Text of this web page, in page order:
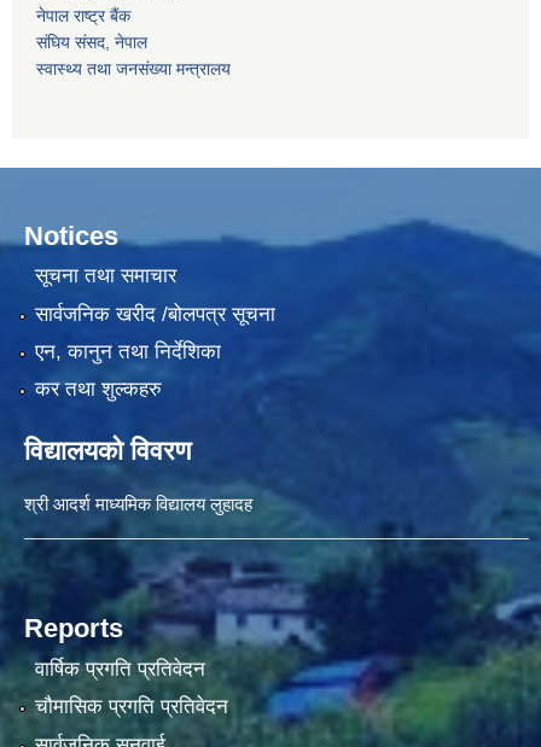
नेपाल राष्‍ट्र बैंक
संघिय संसद, नेपाल
स्वास्थ्य तथा जनसंख्या मन्त्रालय
Notices
सूचना तथा समाचार
सार्वजनिक खरीद /बोलपत्र सूचना
एन, कानुन तथा निर्देशिका
कर तथा शुल्कहरु
विद्यालयको विवरण
श्री आदर्श माध्यमिक विद्यालय लुहादह
Reports
वार्षिक प्रगति प्रतिवेदन
चौमासिक प्रगति प्रतिवेदन